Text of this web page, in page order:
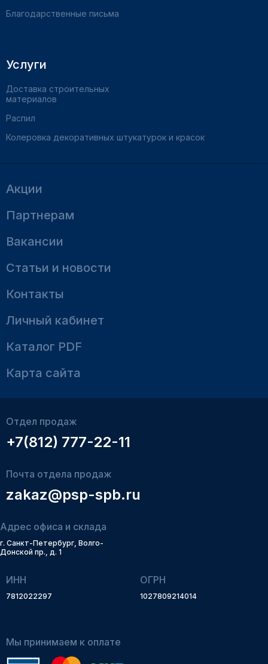
Благодарственные письма
Услуги
Доставка строительных
материалов
Распил
Колеровка декоративных штукатурок и красок
Акции
Партнерам
Вакансии
Статьи и новости
Контакты
Личный кабинет
Каталог PDF
Карта сайта
Отдел продаж
+7(812) 777-22-11
Почта отдела продаж
zakaz@psp-spb.ru
Адрес офиса и склада
г. Санкт-Петербург, Волго-
Донской пр., д. 1
ИНН
7812022297
ОГРН
1027809214014
Мы принимаем к оплате